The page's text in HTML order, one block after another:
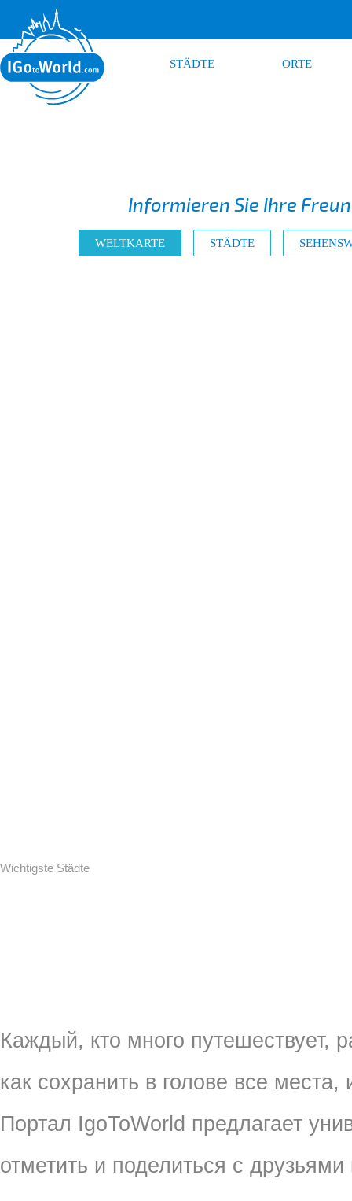
STÄDTE ORTE
Informieren Sie Ihre
WELTKARTE STÄDTE
Wichtigste Städte
Каждый, кто много путешествует,
как сохранить в голове все
Портал IgoToWorld предлагает
отметить и поделиться с